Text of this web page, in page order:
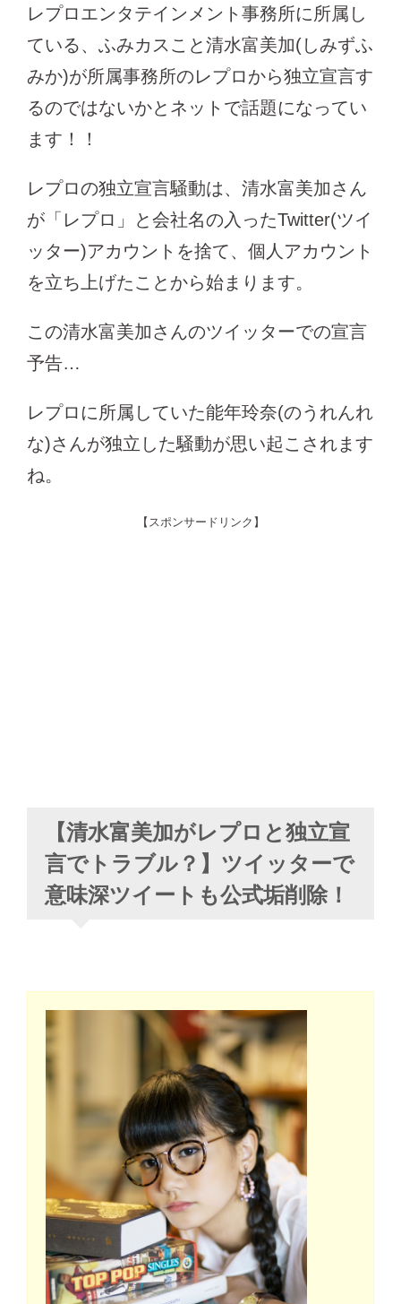
レプロエンタテインメント事務所に所属し
ている、ふみカスこと清水富美加(しみずふ
みか)が所属事務所のレプロから独立宣言す
るのではないかとネットで話題になってい
ます！！
レプロの独立宣言騒動は、清水富美加さん
が「レプロ」と会社名の入ったTwitter(ツイ
ッター)アカウントを捨て、個人アカウント
を立ち上げたことから始まります。
この清水富美加さんのツイッターでの宣言
予告…
レプロに所属していた能年玲奈(のうれんれ
な)さんが独立した騒動が思い起こされます
ね。
【スポンサードリンク】
【清水富美加がレプロと独立宣
言でトラブル？】ツイッターで
意味深ツイートも公式垢削除！